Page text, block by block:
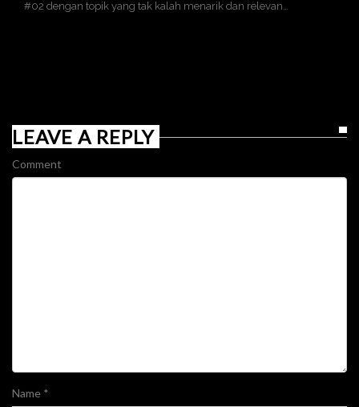
#02 dengan topik yang tak kalah menarik dan relevan…
LEAVE A REPLY
Comment
Name *